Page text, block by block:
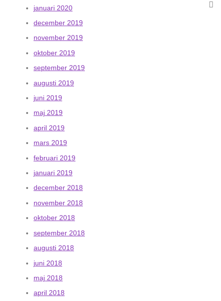
januari 2020
december 2019
november 2019
oktober 2019
september 2019
augusti 2019
juni 2019
maj 2019
april 2019
mars 2019
februari 2019
januari 2019
december 2018
november 2018
oktober 2018
september 2018
augusti 2018
juni 2018
maj 2018
april 2018